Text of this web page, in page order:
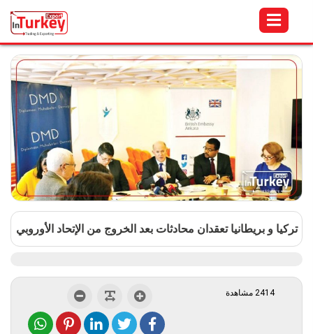
تركيا و بريطانيا تعقدان محادثات بعد الخروج من الإتحاد الأوروبي
2414 مشاهدة